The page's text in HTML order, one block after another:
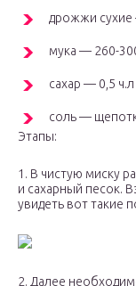
дрожжи сухие
мука — 260-
сахар — 0,5 ч.л
соль —
Этапы:
1. В чистую миску
и сахарный песок.
увидеть вот такие
2. Далее